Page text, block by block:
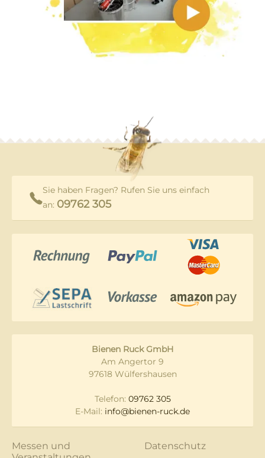
Sie haben Fragen? Rufen Sie uns einfach
an: 09762 305
Bienen Ruck GmbH
Am Angertor 9
97618 Wülfershausen
Telefon: 09762 305
E-Mail: info@bienen-ruck.de
Messen und
Datenschutz